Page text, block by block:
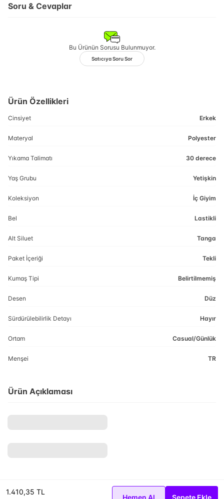
Soru & Cevaplar
Bu Ürünün Sorusu Bulunmuyor.
Satıcıya Soru Sor
1.410,35 TL
Hemen Al Sepete Ekle
Ürün Özellikleri
Cinsiyet Erkek
Materyal Polyester
Yıkama Talimatı 30 derece
Yaş Grubu Yetişkin
Koleksiyon İç Giyim
Bel Lastikli
Alt Siluet Tanga
Paket İçeriği Tekli
Kumaş Tipi Belirtilmemiş
Desen Düz
Sürdürülebilirlik Detayı Hayır
Ortam Casual/Günlük
Menşei TR
Ürün Açıklaması